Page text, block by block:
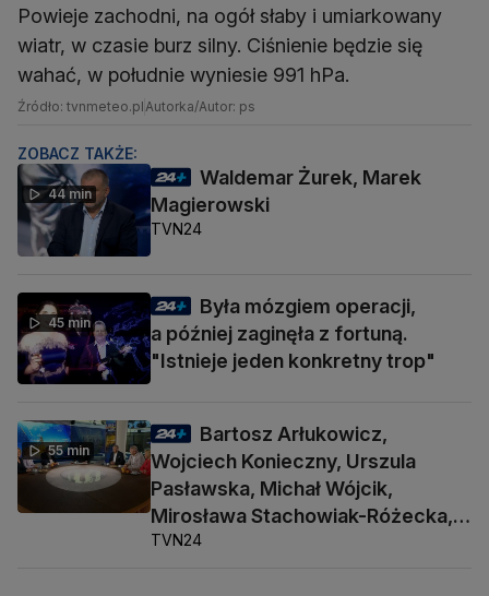
Powieje zachodni, na ogół słaby i umiarkowany
wiatr, w czasie burz silny. Ciśnienie będzie się
wahać, w południe wyniesie 991 hPa.
Źródło: tvnmeteo.plAutorka/Autor: ps
ZOBACZ TAKŻE:
44 min
Waldemar Żurek, Marek
Magierowski
TVN24
45 min
Była mózgiem operacji,
a później zaginęła z fortuną.
"Istnieje jeden konkretny trop"
55 min
Bartosz Arłukowicz,
Wojciech Konieczny, Urszula
Pasławska, Michał Wójcik,
Mirosława Stachowiak-Różecka,
Barbara Socha
TVN24